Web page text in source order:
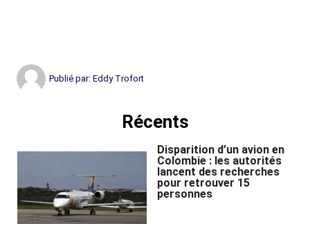
Publié par: Eddy Trofort
Récents
Disparition d’un avion en
Colombie : les autorités
lancent des recherches
pour retrouver 15
personnes